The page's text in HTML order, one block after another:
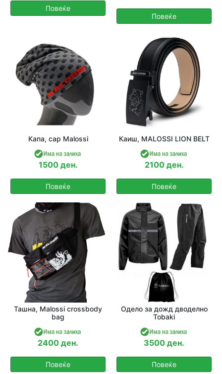
Повеќе
Повеќе
Капа, cap Malossi
1500 ден.
Повеќе
Каиш, MALOSSI LION BELT
2100 ден.
Повеќе
Ташна, Malossi crossbody
bag
2400 ден.
Повеќе
Одело за дожд дводелно
Tobaki
3500 ден.
Повеќе